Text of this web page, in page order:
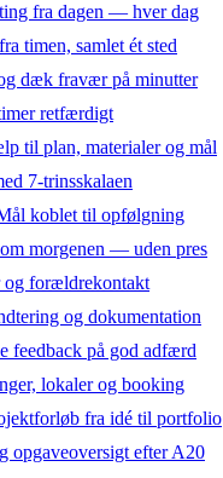
fra dagen — hver dag
timen, samlet ét sted
dæk fravær på minutter
retfærdigt
til plan, materialer og mål
7-trinsskalaen
koblet til opfølgning
morgenen — uden pres
forældrekontakt
og dokumentation
feedback på god adfærd
lokaler og booking
fra idé til portfolio
opgaveoversigt efter A20